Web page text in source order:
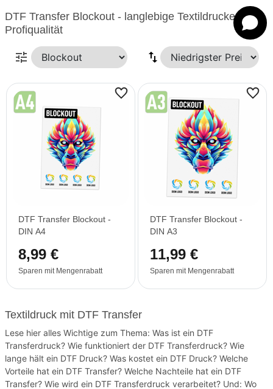
DTF Transfer Blockout - langlebige Textildrucke in
Profiqualität
tune
DTF Transfer Blockout -
DIN A4
8,99 €
Sparen mit Mengenrabatt
DTF Transfer Blockout -
DIN A3
11,99 €
Sparen mit Mengenrabatt
Textildruck mit DTF Transfer
Lese hier alles Wichtige zum Thema: Was ist ein DTF
Transferdruck? Wie funktioniert der DTF Transferdruck? Wie
lange hält ein DTF Druck? Was kostet ein DTF Druck? Welche
Vorteile hat ein DTF Transfer? Welche Nachteile hat ein DTF
Transfer? Wie wird ein DTF Transferdruck verarbeitet? Und: Wo